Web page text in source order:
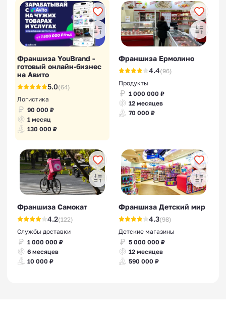
Франшиза YouBrand -
готовый онлайн-бизнес
на Авито
5.0(64)
Логистика
90 000 ₽
1 месяц
130 000 ₽
Франшиза Ермолино
4.4(96)
Продукты
1 000 000 ₽
12 месяцев
70 000 ₽
Франшиза Самокат
4.2(122)
Службы доставки
1 000 000 ₽
6 месяцев
10 000 ₽
Франшиза Детский мир
4.3(98)
Детские магазины
5 000 000 ₽
12 месяцев
590 000 ₽